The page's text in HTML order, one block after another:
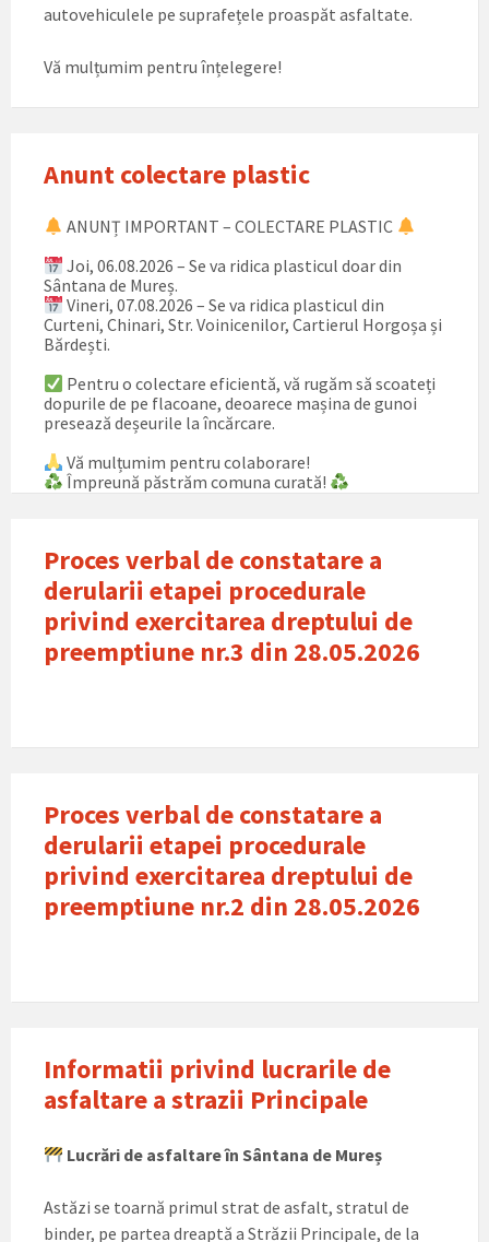
autovehiculele pe suprafețele proaspăt asfaltate.
Vă mulțumim pentru înțelegere!
Anunt colectare plastic
ANUNȚ IMPORTANT – COLECTARE PLASTIC
Joi, 06.08.2026 – Se va ridica plasticul doar din
Sântana de Mureș.
Vineri, 07.08.2026 – Se va ridica plasticul din
Curteni, Chinari, Str. Voinicenilor, Cartierul Horgoșa și
Bărdești.
Pentru o colectare eficientă, vă rugăm să scoateți
dopurile de pe flacoane, deoarece mașina de gunoi
presează deșeurile la încărcare.
Vă mulțumim pentru colaborare!
Împreună păstrăm comuna curată!
Proces verbal de constatare a
derularii etapei procedurale
privind exercitarea dreptului de
preemptiune nr.3 din 28.05.2026
Proces verbal de constatare a
derularii etapei procedurale
privind exercitarea dreptului de
preemptiune nr.2 din 28.05.2026
Informatii privind lucrarile de
asfaltare a strazii Principale
Lucrări de asfaltare în Sântana de Mureș
Astăzi se toarnă primul strat de asfalt, stratul de
binder, pe partea dreaptă a Străzii Principale, de la